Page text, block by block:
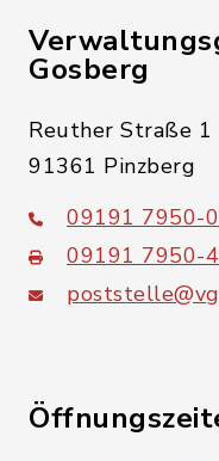
Gosberg
Reuther Straße 1
91361 Pinzberg
09191 7950-0
09191 7950-